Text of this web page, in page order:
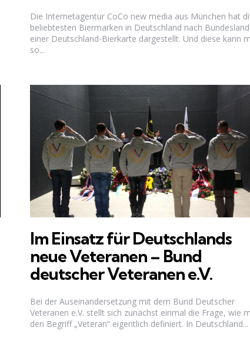
Die Internetagentur CoCo new media aus München hat
beliebtesten Biermarken in Deutschland nach
einer Deutschland-Bierkarte dargestellt. Und diese kann
so...
Im Einsatz für Deutschlands
neue Veteranen – Bund
deutscher Veteranen e.V.
Bei der Auseinandersetzung mit dem Bund Deutscher
Veteranen e.V. stellt sich zunächst einmal die Frage, wie
den Begriff „Veteran“ eigentlich definiert. In Deutschland...